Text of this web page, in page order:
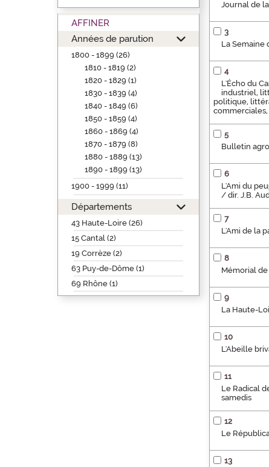
AFFINER
Années de parution
1800 - 1899 (26)
1810 - 1819 (2)
1820 - 1829 (1)
1830 - 1839 (4)
1840 - 1849 (6)
1850 - 1859 (4)
1860 - 1869 (4)
1870 - 1879 (8)
1880 - 1889 (13)
1890 - 1899 (13)
1900 - 1999 (11)
Départements
43 Haute-Loire (26)
15 Cantal (2)
19 Corrèze (2)
63 Puy-de-Dôme (1)
69 Rhône (1)
Journal de
3
La Semaine
4
L'Écho du
industriel,
politique,
commerciales,
5
Bulletin
6
L'Ami du
/ dir. J.B.
7
L'Ami de la
8
Mémorial
9
La Haute-
10
L'Abeille
11
Le Radical
samedis
12
Le
13